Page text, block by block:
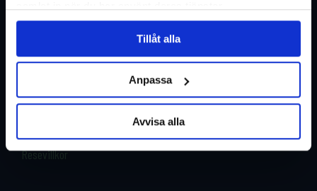
Tillåt alla
Anpassa
Avvisa alla
Restyper
Om oss
Resevillkor
Boka och res tryggt med
EverTrek
Grupp & Konferens
Kontakta oss